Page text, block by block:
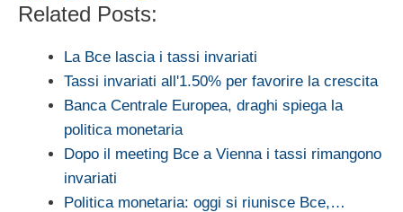
Related Posts:
La Bce lascia i tassi invariati
Tassi invariati all'1.50% per favorire la crescita
Banca Centrale Europea, draghi spiega la
politica monetaria
Dopo il meeting Bce a Vienna i tassi rimangono
invariati
Politica monetaria: oggi si riunisce Bce,…